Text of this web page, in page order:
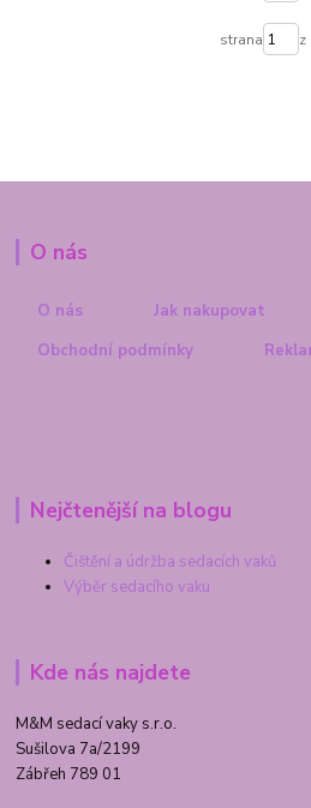
strana z
O nás
O nás
Jak nakupovat
Obchodní podmínky
Nejčtenější na blogu
Čištění a údržba sedacích vaků
Výběr sedacího vaku
Kde nás najdete
M&M sedací vaky s.r.o.
Sušilova 7a/2199
Zábřeh 789 01